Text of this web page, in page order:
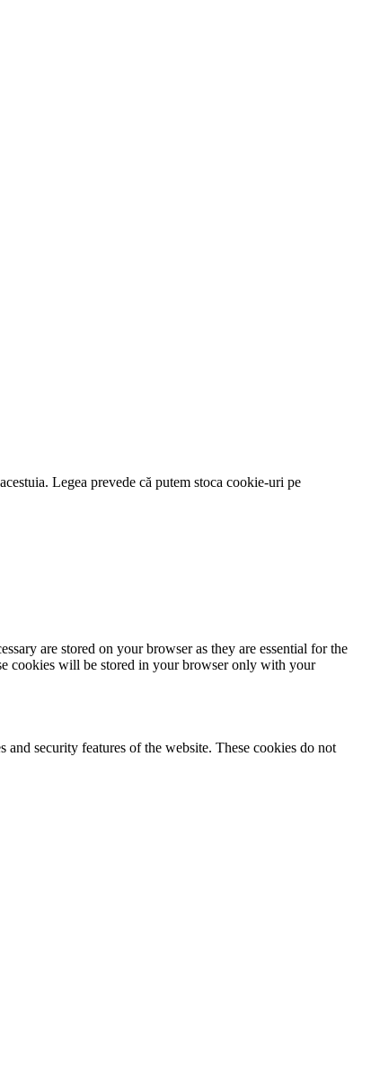
Legea prevede că putem stoca cookie-uri pe
are stored on your browser as they are essential for the
cookies will be stored in your browser only with your
security features of the website. These cookies do not